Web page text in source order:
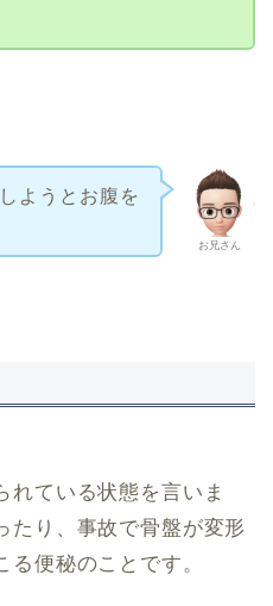
お兄さん
ようとお腹を
れている状態を言いま
たり、事故で骨盤が変形
る便秘のことです。